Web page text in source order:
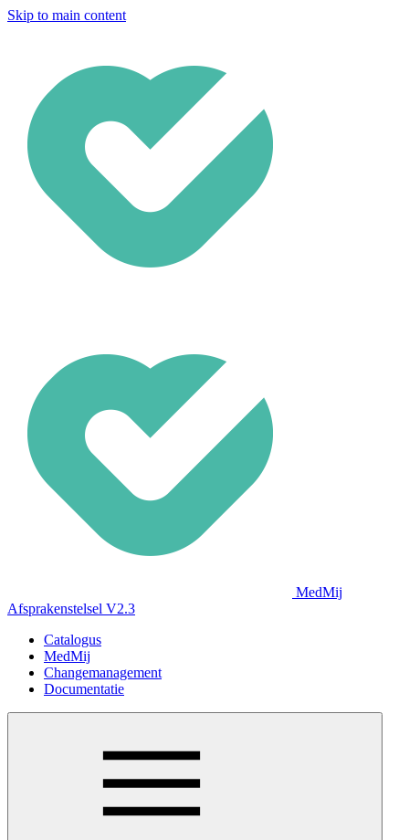
Skip to main content
MedMij
Afsprakenstelsel V2.3
Catalogus
MedMij
Changemanagement
Documentatie